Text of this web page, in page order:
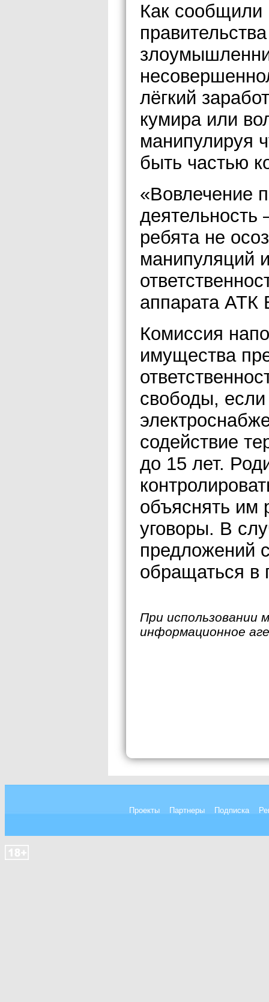
Как
лёгкий
кумира или
манипулируя
быть частью
«Вовлечение
деятельность
ребята не
манипуляций
аппарата АТК
Комиссия
имущества
свободы, если
содействие
до 15 лет.
объяснять им
уговоры. В
предложений
обращаться в
При использовании
информационное
Проекты Партнеры Подписка